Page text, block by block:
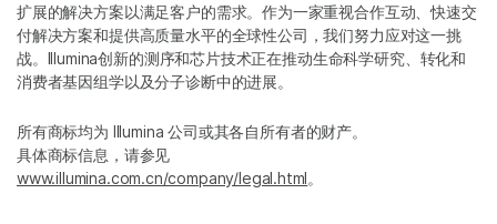
扩展的解决方案以满足客户的需求。作为一家重视合作互动、快速交
付解决方案和提供高质量水平的全球性公司，我们努力应对这一挑
战。Illumina创新的测序和芯片技术正在推动生命科学研究、转化和
消费者基因组学以及分子诊断中的进展。
所有商标均为 Illumina 公司或其各自所有者的财产。
具体商标信息，请参见
www.illumina.com.cn/company/legal.html。